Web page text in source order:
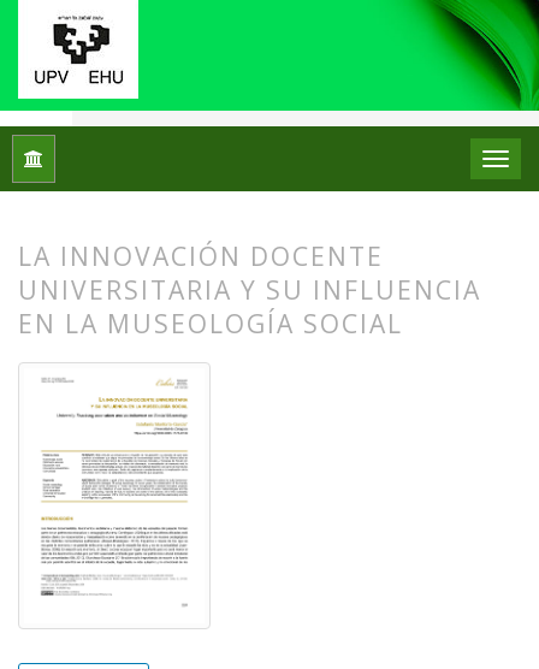
Inicio
LA INNOVACIÓN DOCENTE
UNIVERSITARIA Y SU INFLUENCIA
EN LA MUSEOLOGÍA SOCIAL